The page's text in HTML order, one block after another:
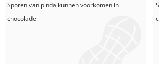
Sporen van pinda kunnen voorkomen in
chocolade